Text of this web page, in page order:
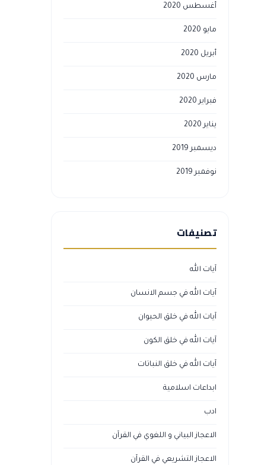
أغسطس 2020
مايو 2020
أبريل 2020
مارس 2020
فبراير 2020
يناير 2020
ديسمبر 2019
نوفمبر 2019
تصنيفات
آيات الله
آيات الله في جسم الانسان
آيات الله في خلق الحيوان
آيات الله في خلق الكون
آيات الله في خلق النباتات
ابداعات اسلامية
ادب
الاعجاز البياني و اللغوي في القرآن
الاعجاز التشريعي في القرآن